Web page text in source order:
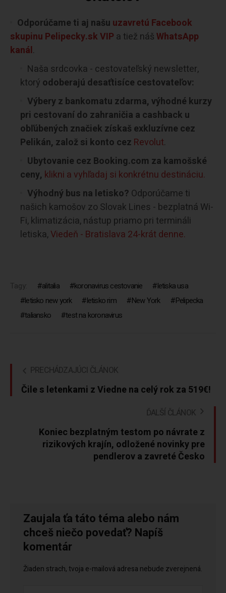
Odporúčame ti aj našu uzavretú Facebook
skupinu Pelipecky.sk VIP a tiež nášWhatsApp
kanál.
Naša srdcovka - cestovateľský newsletter,
ktorý odoberajú desaťtisíce cestovateľov:
Výbery z bankomatu zdarma, výhodné kurzy
pri cestovaní do zahraničia a cashback u
obľúbených značiek získaš exkluzívne cez
Pelikán, založ si konto cez Revolut.
Ubytovanie cez Booking.com za kamošské
ceny, klikni a vyhľadaj si konkrétnu destináciu.
Výhodný bus na letisko? Odporúčame ti
našich kamošov zo Slovak Lines - bezplatná Wi-
Fi, klimatizácia, nástup priamo pri termináli
letiska,Viedeň - Bratislava 24-krát denne.
Tagy: alitalia koronavirus cestovanie
letiska usa
letisko new york
letisko rim New York
Pelipecka
taliansko
test na koronavirus
PRECHÁDZAJÚCI ČLÁNOK
Čile s letenkami z Viedne na celý rok za 519€!
ĎALŠÍ ČLÁNOK
Koniec bezplatným testom po návrate z
rizikových krajín, odložené novinky pre
pendlerov a zavreté Česko
Zaujala ťa táto téma alebo nám
chceš niečo povedať? Napíš
komentár
Žiaden strach, tvoja e-mailová adresa nebude zverejnená.